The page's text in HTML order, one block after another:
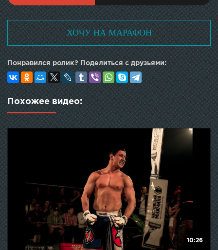
ХОЧУ НА МАРАФОН
Понравился ролик? Поделиться с друзьями:
Похожее видео:
10:26